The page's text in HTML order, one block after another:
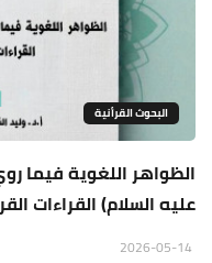
البحوث القرأنية
الظواهر اللغوية فيما
عليه السلام) القراءات